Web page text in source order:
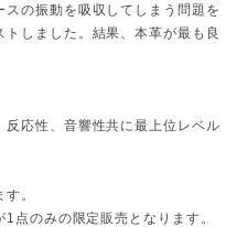
の振動を吸収してしまう問題を
しました。結果、本革が最も良
応性、音響性共に最上位レベル
。
点のみの限定販売となります。